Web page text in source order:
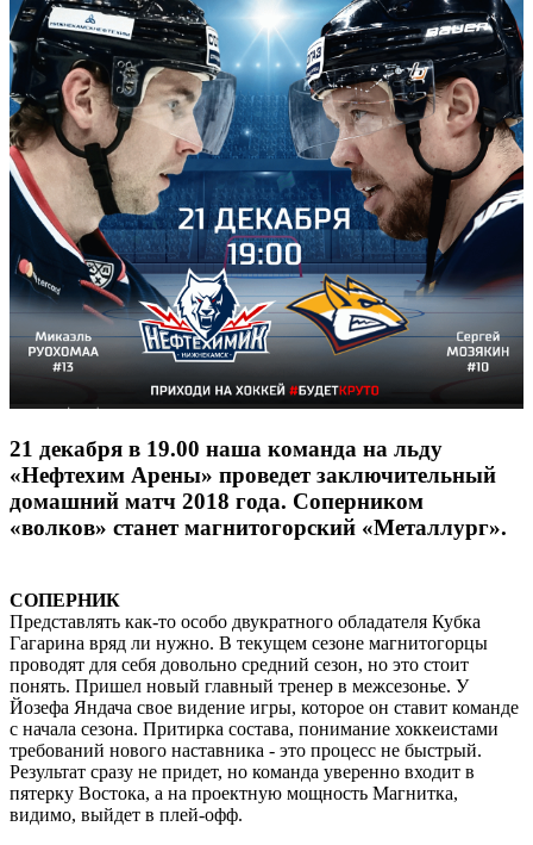
21 декабря в 19.00 наша команда на льду
«Нефтехим Арены» проведет заключительный
домашний матч 2018 года. Соперником
«волков» станет магнитогорский «Металлург».
СОПЕРНИК
Представлять как-то особо двукратного обладателя Кубка
Гагарина вряд ли нужно. В текущем сезоне магнитогорцы
проводят для себя довольно средний сезон, но это стоит
понять. Пришел новый главный тренер в межсезонье. У
Йозефа Яндача свое видение игры, которое он ставит команде
с начала сезона. Притирка состава, понимание хоккеистами
требований нового наставника - это процесс не быстрый.
Результат сразу не придет, но команда уверенно входит в
пятерку Востока, а на проектную мощность Магнитка,
видимо, выйдет в плей-офф.